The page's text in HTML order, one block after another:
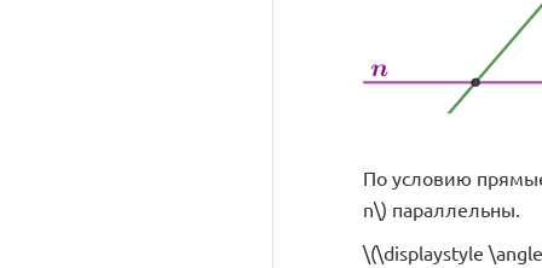
По условию
n\) параллельны.
\(\displaystyle